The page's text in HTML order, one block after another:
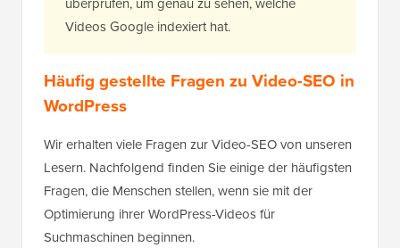
Videos Google indexiert hat.
Häufig gestellte Fragen zu Video-SEO in
WordPress
Wir erhalten viele Fragen zur Video-SEO von unseren
Lesern. Nachfolgend finden Sie einige der häufigsten
Fragen, die Menschen stellen, wenn sie mit der
Optimierung ihrer WordPress-Videos für
Suchmaschinen beginnen.